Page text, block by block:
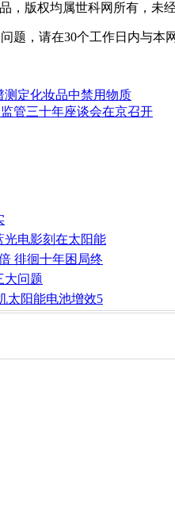
，版权均属世科网所有，未
题，请在30个工作日内与本
测定化妆品中禁用物质
管三十年座谈会在京召开
光电影刻在太阳能
徘徊十年困局终
大问题
太阳能电池增效5